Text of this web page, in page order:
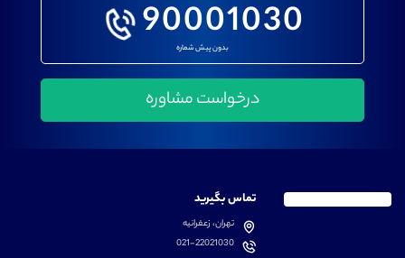
90001030
بدون پیش شماره
تماس بگیرید
تهران، زعفرانیه
021-22021030